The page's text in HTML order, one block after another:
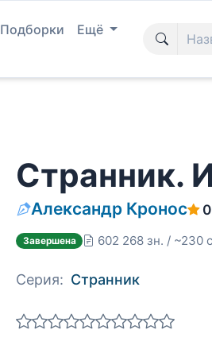
Подборки Ещё
Странник.
Александр Кронос
Завершена 602 268 зн. / ~230
Серия: Странник